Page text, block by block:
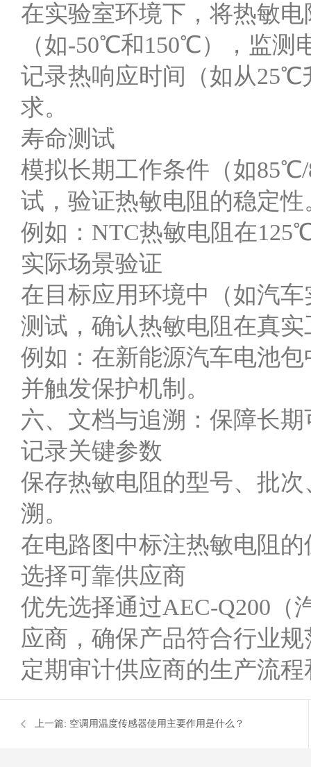
在实验室环境下，将热敏
（如-50℃和150℃），监测
记录热响应时间（如从
求。
寿命测试
模拟长期工作条件（如
试，验证热敏电阻的稳定性
例如：NTC热敏电阻在
实际场景验证
在目标应用环境中（如汽
测试，确认热敏电阻在真
例如：在新能源汽车电池
并触发保护机制。
六、文档与追溯：保障长期
记录关键参数
保存热敏电阻的型号、批
溯。
在电路图中标注热敏电阻
选择可靠供应商
优先选择通过AEC-Q200（
应商，确保产品符合行业规
定期审计供应商的生产流
上一篇: 空调用温度传感器使用主要作用是什么？